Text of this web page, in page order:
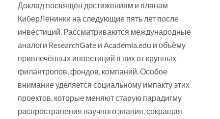
Доклад посвящён достижениям и планам
КиберЛенинки на следующие пять лет после
инвестиций. Рассматриваются международные
аналоги ResearchGate и Academia.edu и объёму
привлечённых инвестиций в них от крупных
филантропов, фондов, компаний. Особое
внимание уделяется социальному импакту этих
проектов, которые меняют старую парадигму
распространения научного знания, сокращая